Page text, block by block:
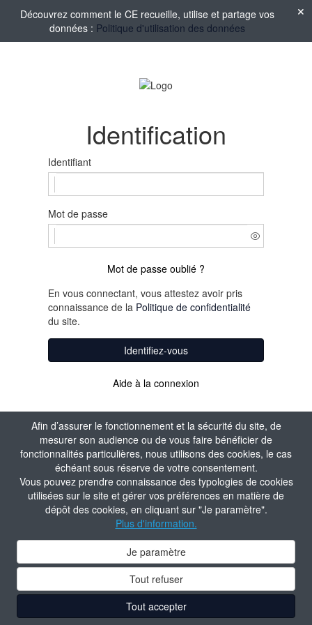
Afin d’assurer le fonctionnement et la sécurité du site, de
mesurer son audience ou de vous faire bénéficier de
fonctionnalités particulières, nous utilisons des cookies, le cas
échéant sous réserve de votre consentement.
Vous pouvez prendre connaissance des typologies de cookies
utilisées sur le site et gérer vos préférences en matière de
dépôt des cookies, en cliquant sur "Je paramètre".
Plus d'information.
Je paramètre
Tout refuser
Tout accepter
Découvrez comment le CE recueille, utilise et partage vos
données : Politique d'utilisation des données
Identification
Identifiant
Mot de passe
Mot de passe oublié ?
En vous connectant, vous attestez avoir pris
connaissance de la Politique de confidentialité
du site.
Identifiez-vous
Aide à la connexion